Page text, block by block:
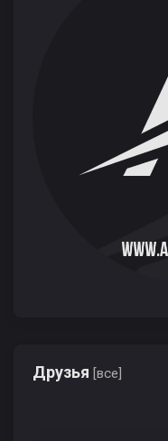
Друзья [все]